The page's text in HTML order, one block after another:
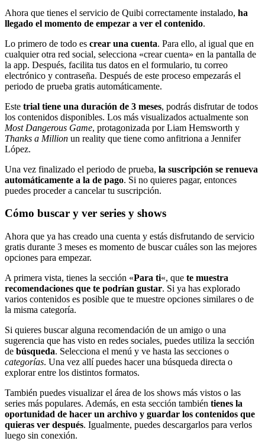
Ahora que tienes el servicio de Quibi correctamente instalado, ha
llegado el momento de empezar a ver el contenido.
Lo primero de todo es crear una cuenta. Para ello, al igual que en
cualquier otra red social, selecciona «crear cuenta» en la pantalla de
la app. Después, facilita tus datos en el formulario, tu correo
electrónico y contraseña. Después de este proceso empezarás el
periodo de prueba gratis automáticamente.
Este trial tiene una duración de 3 meses, podrás disfrutar de todos
los contenidos disponibles. Los más visualizados actualmente son
Most Dangerous Game, protagonizada por Liam Hemsworth y
Thanks a Million un reality que tiene como anfitriona a Jennifer
López.
Una vez finalizado el periodo de prueba, la suscripción se renueva
automáticamente a la de pago. Si no quieres pagar, entonces
puedes proceder a cancelar tu suscripción.
Cómo buscar y ver series y shows
Ahora que ya has creado una cuenta y estás disfrutando de servicio
gratis durante 3 meses es momento de buscar cuáles son las mejores
opciones para empezar.
A primera vista, tienes la sección «Para ti«, que te muestra
recomendaciones que te podrían gustar. Si ya has explorado
varios contenidos es posible que te muestre opciones similares o de
la misma categoría.
Si quieres buscar alguna recomendación de un amigo o una
sugerencia que has visto en redes sociales, puedes utiliza la sección
de búsqueda. Selecciona el menú y ve hasta las secciones o
categorías. Una vez allí puedes hacer una búsqueda directa o
explorar entre los distintos formatos.
También puedes visualizar el área de los shows más vistos o las
series más populares. Además, en esta sección también tienes la
oportunidad de hacer un archivo y guardar los contenidos que
quieras ver después. Igualmente, puedes descargarlos para verlos
luego sin conexión.